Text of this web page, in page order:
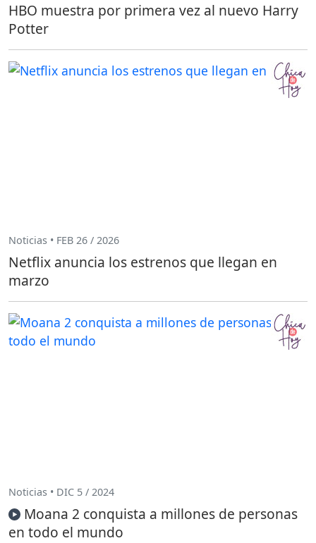
HBO muestra por primera vez al nuevo Harry
Potter
Noticias • FEB 26 / 2026
Netflix anuncia los estrenos que llegan en
marzo
Noticias • DIC 5 / 2024
Moana 2 conquista a millones de personas
en todo el mundo